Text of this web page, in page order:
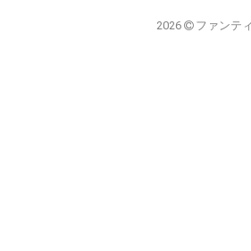
2026 ファンテ